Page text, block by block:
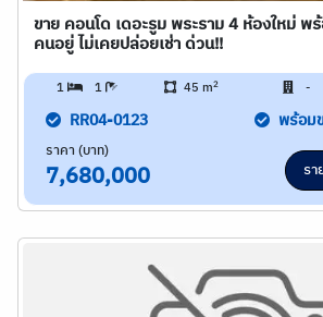
ขาย คอนโด เดอะรูม พระราม 4 ห้องใหม่ พ
คนอยู่ ไม่เคยปล่อยเช่า ด่วน!!
1 1 45 m2 -
RR04-0123 พร้อม
ราคา (บาท)
7,680,000 รา